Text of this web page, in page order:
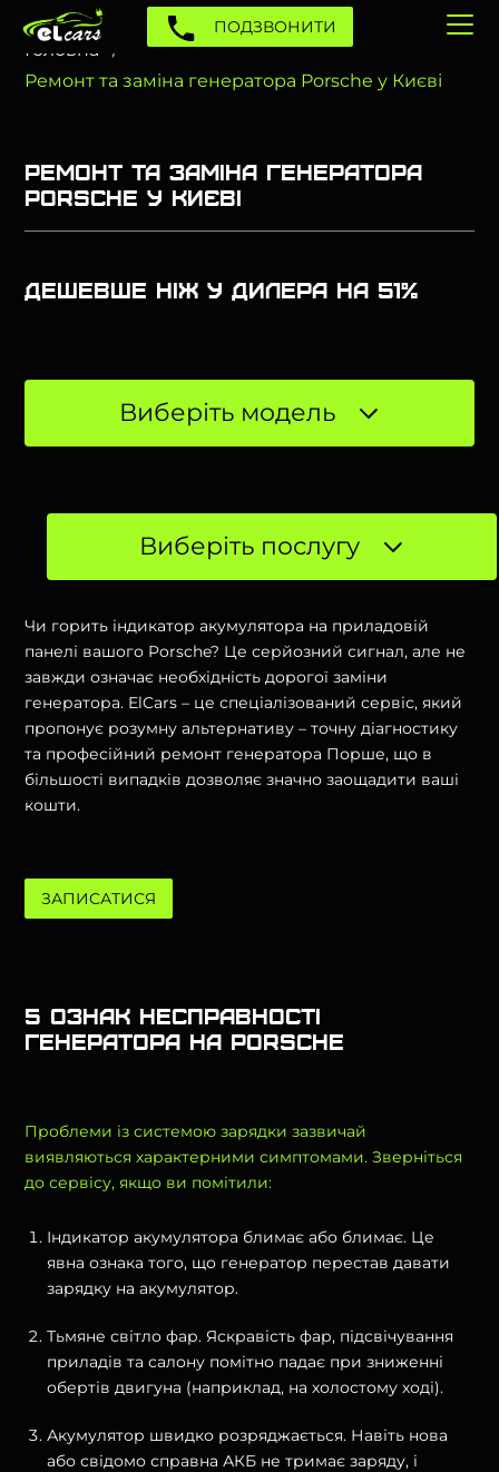
ПОДЗВОНИТИ
Головна
Ремонт та заміна генератора Porsche у Києві
Ремонт та заміна генератора
Porsche у Києві
Дешевше ніж у дилера на 51%
Виберіть модель
Виберіть послугу
Чи горить індикатор акумулятора на приладовій
панелі вашого Porsche? Це серйозний сигнал, але не
завжди означає необхідність дорогої заміни
генератора. ElCars – це спеціалізований сервіс, який
пропонує розумну альтернативу – точну діагностику
та професійний ремонт генератора Порше, що в
більшості випадків дозволяє значно заощадити ваші
кошти.
ЗАПИСАТИСЯ
5 ознак несправності
генератора на Porsche
Проблеми із системою зарядки зазвичай
виявляються характерними симптомами. Зверніться
до сервісу, якщо ви помітили:
Індикатор акумулятора блимає або блимає. Це
явна ознака того, що генератор перестав давати
зарядку на акумулятор.
Тьмяне світло фар. Яскравість фар, підсвічування
приладів та салону помітно падає при зниженні
обертів двигуна (наприклад, на холостому ході).
Акумулятор швидко розряджається. Навіть нова
або свідомо справна АКБ не тримає заряду, і